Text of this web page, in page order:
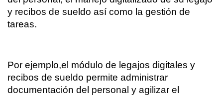
y recibos de sueldo así como la gestión de
tareas.
Por ejemplo,el módulo de legajos digitales y
recibos de sueldo permite administrar
documentación del personal y agilizar el